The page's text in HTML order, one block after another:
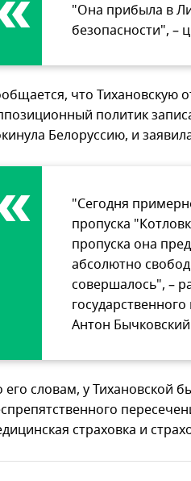
"Она прибыла в
безопасности", –
что Тихановскую
политик
Белоруссию, и
"Сегодня
пропуска
пропуска она
абсолютно
совершалось", –
Антон Бычковский
его словам, у Тихановской
страховка и